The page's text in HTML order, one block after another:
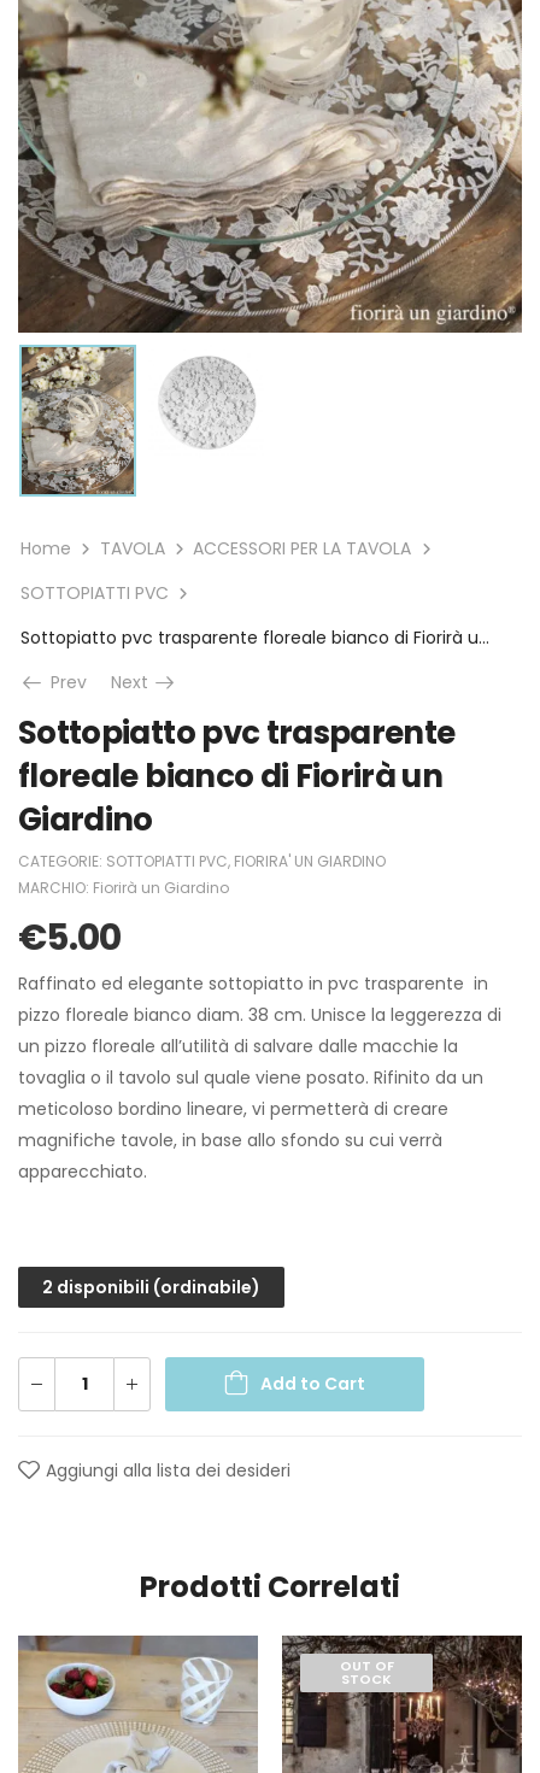
Home TAVOLA
ACCESSORI PER LA TAVOLA
SOTTOPIATTI PVC
Sottopiatto pvc trasparente floreale bianco di Fiorirà un Giardino
Prev
Next
Sottopiatto pvc trasparente
floreale bianco di Fiorirà un
Giardino
CATEGORIE: SOTTOPIATTI PVC, FIORIRA' UN GIARDINO
MARCHIO: Fiorirà un Giardino
€5.00
Raffinato ed elegante sottopiatto in pvc trasparente in
pizzo floreale bianco diam. 38 cm. Unisce la leggerezza di
un pizzo floreale all’utilità di salvare dalle macchie la
tovaglia o il tavolo sul quale viene posato. Rifinito da un
meticoloso bordino lineare, vi permetterà di creare
magnifiche tavole, in base allo sfondo su cui verrà
apparecchiato.
2 disponibili (ordinabile)
Add to Cart
Aggiungi alla lista dei desideri
Prodotti Correlati
OUT OF
STOCK